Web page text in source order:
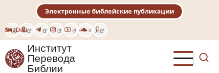
основному
содержанию
EngDeu
Электронные библейские публикации
Институт
Перевода
Библии